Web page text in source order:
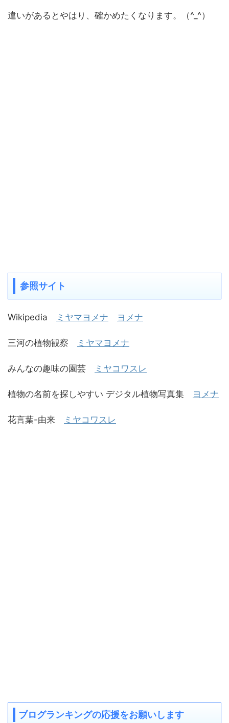
違いがあるとやはり、確かめたくなります。（^_^）
参照サイト
Wikipedia ミヤマヨメナ ヨメナ
三河の植物観察 ミヤマヨメナ
みんなの趣味の園芸 ミヤコワスレ
植物の名前を探しやすい デジタル植物写真集 ヨメナ
花言葉-由来 ミヤコワスレ
ブログランキングの応援をお願いします